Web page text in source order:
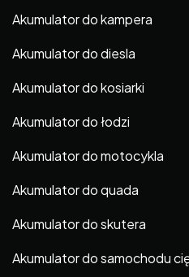
Akumulator do kampera
Akumulator do diesla
Akumulator do kosiarki
Akumulator do łodzi
Akumulator do motocykla
Akumulator do quada
Akumulator do skutera
Akumulator do samochodu